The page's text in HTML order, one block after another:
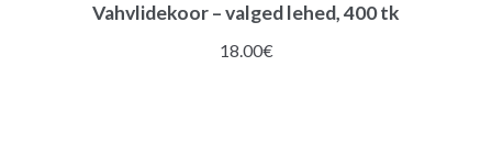
Vahvlidekoor – valged lehed, 400 tk
18.00€